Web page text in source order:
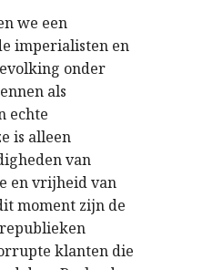
we een
imperialisten en
onder
als
echte
is alleen
van
en vrijheid van
moment zijn de
klanten die